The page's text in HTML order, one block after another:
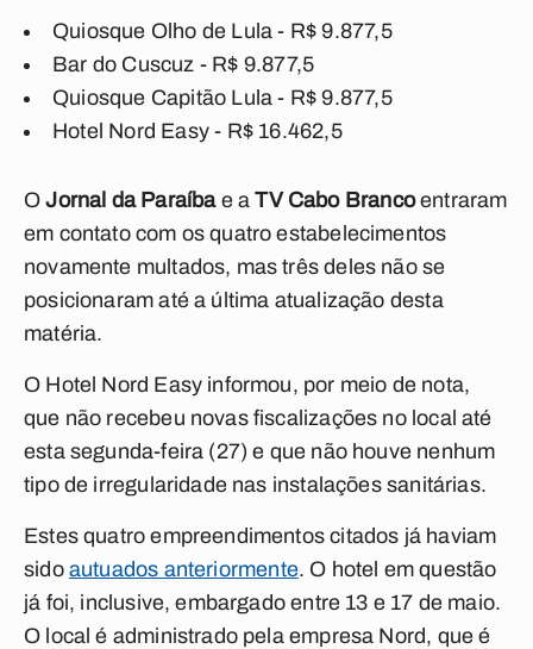
Quiosque Olho de Lula - R$ 9.877,5
Bar do Cuscuz - R$ 9.877,5
Quiosque Capitão Lula - R$ 9.877,5
Hotel Nord Easy - R$ 16.462,5
OJornal da Paraíbae aTV Cabo Brancoentraram
em contato com os quatro estabelecimentos
novamente multados, mas três deles não se
posicionaram até a última atualização desta
matéria.
O Hotel Nord Easy informou, por meio de nota,
que não recebeu novas fiscalizações no local até
esta segunda-feira (27) e que não houve nenhum
tipo de irregularidade nas instalações sanitárias.
Estes quatro empreendimentos citados já haviam
sido autuados anteriormente. O hotel em questão
já foi, inclusive, embargado entre 13 e 17 de maio.
O local é administrado pela empresa Nord, que é